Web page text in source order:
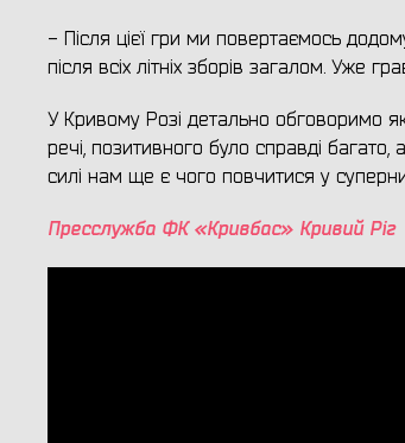
- Після цієї гри ми повертаємось
після всіх літніх зборів загалом. Уже
У Кривому Розі детально обговоримо
речі, позитивного було справді
силі нам ще є чого повчитися у
Пресслужба ФК «Кривбас» Кривий Ріг